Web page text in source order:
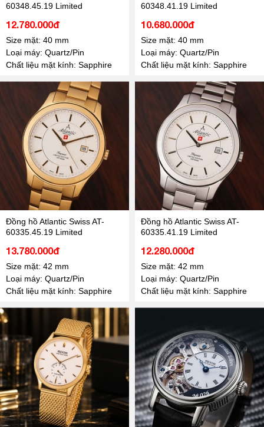
60348.45.19 Limited
12.780.000đ
Size mặt: 40 mm
Loại máy: Quartz/Pin
Chất liệu mặt kính: Sapphire
60348.41.19 Limited
10.680.000đ
Size mặt: 40 mm
Loại máy: Quartz/Pin
Chất liệu mặt kính: Sapphire
Đồng hồ Atlantic Swiss AT-
60335.45.19 Limited
13.780.000đ
Size mặt: 42 mm
Loại máy: Quartz/Pin
Chất liệu mặt kính: Sapphire
Đồng hồ Atlantic Swiss AT-
60335.41.19 Limited
12.280.000đ
Size mặt: 42 mm
Loại máy: Quartz/Pin
Chất liệu mặt kính: Sapphire